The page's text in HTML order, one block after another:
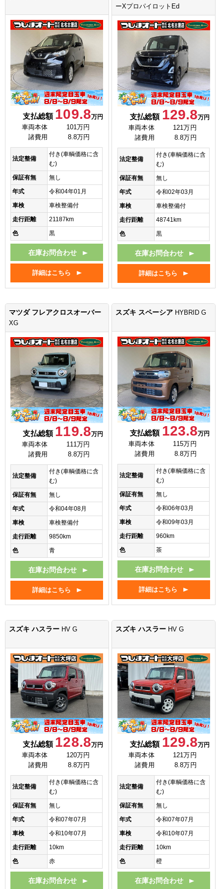
支払総額 109.8万円
車両本体
101万円
諸費用
8.8万円
法定整備
付き(車輌価格に含
む)
保証有無
無し
年式
令和04年01月
車検
車検整備付
走行距離
21187km
色
黒
在庫お問合わせ
詳細はこちら
ーXプロパイロットEd
支払総額 129.8万円
車両本体
121万円
諸費用
8.8万円
法定整備
付き(車輌価格に含
む)
保証有無
無し
年式
令和02年03月
車検
車検整備付
走行距離
48741km
色
黒
在庫お問合わせ
詳細はこちら
マツダ フレアクロスオーバー
XG
支払総額 119.8万円
車両本体
111万円
諸費用
8.8万円
法定整備
付き(車輌価格に含
む)
保証有無
無し
年式
令和04年08月
車検
車検整備付
走行距離
9850km
色
青
在庫お問合わせ
詳細はこちら
スズキ スペーシア HYBRID G
支払総額 123.8万円
車両本体
115万円
諸費用
8.8万円
法定整備
付き(車輌価格に含
む)
保証有無
無し
年式
令和06年03月
車検
令和09年03月
走行距離
960km
色
茶
在庫お問合わせ
詳細はこちら
スズキ ハスラー HV G
支払総額 128.8万円
車両本体
120万円
諸費用
8.8万円
法定整備
付き(車輌価格に含
む)
保証有無
無し
年式
令和07年07月
車検
令和10年07月
走行距離
10km
色
赤
在庫お問合わせ
スズキ ハスラー HV G
支払総額 129.8万円
車両本体
121万円
諸費用
8.8万円
法定整備
付き(車輌価格に含
む)
保証有無
無し
年式
令和07年07月
車検
令和10年07月
走行距離
10km
色
橙
在庫お問合わせ